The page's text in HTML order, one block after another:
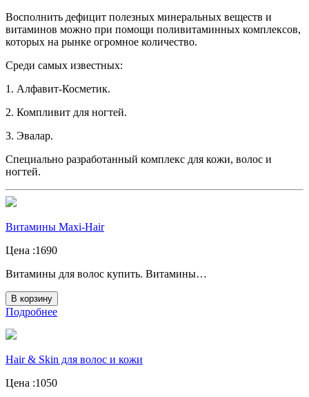
Восполнить дефицит полезных минеральных веществ и
витаминов можно при помощи поливитаминных комплексов,
которых на рынке огромное количество.
Среди самых известных:
1. Алфавит-Косметик.
2. Компливит для ногтей.
3. Эвалар.
Специально разработанный комплекс для кожи, волос и
ногтей. ​​​
Витамины Maxi-Hair
Цена :1690
Витамины для волос купить. Витамины…
В корзину
Подробнее
Hair & Skin для волос и кожи
Цена :1050